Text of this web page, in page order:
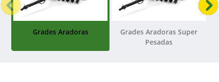
Grades Aradoras
Grades Aradoras Super
Pesadas
Anterior